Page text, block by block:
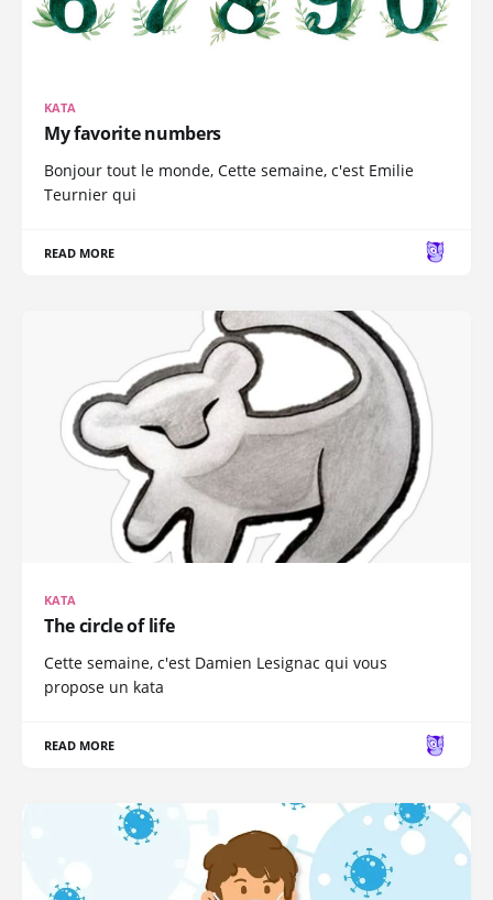
KATA
My favorite numbers
Bonjour tout le monde, Cette semaine, c'est Emilie
Teurnier qui
READ MORE
KATA
The circle of life
Cette semaine, c'est Damien Lesignac qui vous
propose un kata
READ MORE